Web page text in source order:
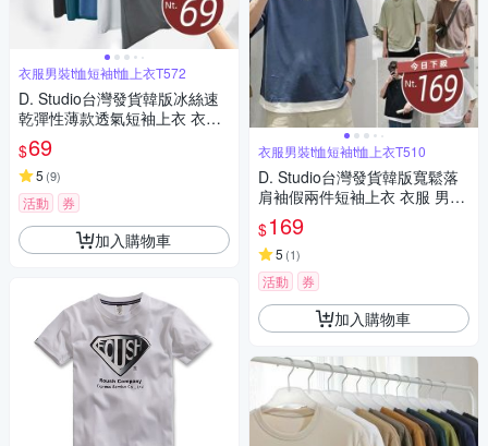
衣服男裝t恤短袖t恤上衣T572
D. Studio台灣發貨韓版冰絲速
乾彈性薄款透氣短袖上衣 衣
服 男裝 t恤 短袖t恤 上衣T572
$69
5 (9)
活動 券
加入購物車
衣服男裝t恤短袖t恤上衣T510
D. Studio台灣發貨韓版寬鬆落
肩袖假兩件短袖上衣 衣服 男
裝 t恤 短袖t恤 上衣T510
$169
5 (1)
活動 券
加入購物車